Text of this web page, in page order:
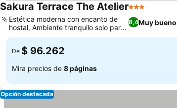
Sakura Terrace The Atelier3 Estrellas
8,4Muy bueno
Estética moderna con encanto de
hostal, Ambiente tranquilo solo para
adultos
De $ 96.262
Mira precios de 8 páginas
Opción destacada